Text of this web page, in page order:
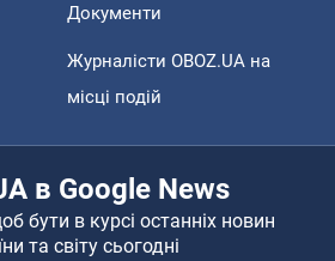
Документи
Журналісти OBOZ.UA на
місці подій
в Google News
бути в курсі останніх новин
та світу сьогодні